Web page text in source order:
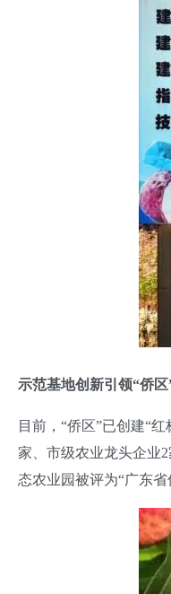
示范基地创新引领“侨
目前，“侨区”已创建“
家、市级农业龙头企业
态农业园被评为“广东